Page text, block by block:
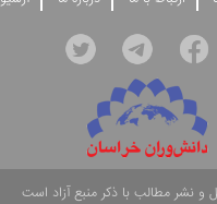
و نشر مطالب با ذکر منبع آزاد است